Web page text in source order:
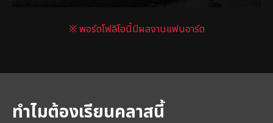
※ พอร์ตโฟลิโอนี้มีผลงานแฟนอาร์ต
ทำไมต้องเรียนคลาสนี้